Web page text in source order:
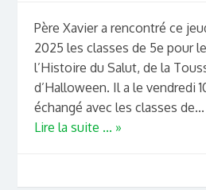
Père Xavier a rencontré ce
2025 les classes de 5e pour
l’Histoire du Salut, de la
d’Halloween. Il a le vendredi
échangé avec les classes de...
Lire la suite ... »